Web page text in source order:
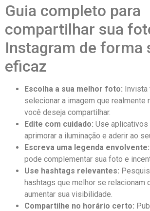
Guia completo para
⁢compartilhar sua
Instagram de forma
eficaz
Escolha a sua melhor foto: Invista
selecionar a ⁢imagem que realmente⁣
você deseja compartilhar.
Edite‌ com cuidado: Use aplicativos
aprimorar a iluminação‍ e aderir ao
Escreva uma legenda envolvente:
pode complementar sua foto e
Use hashtags relevantes:
hashtags que melhor se relacionam
aumentar sua visibilidade.
Compartilhe no horário certo: